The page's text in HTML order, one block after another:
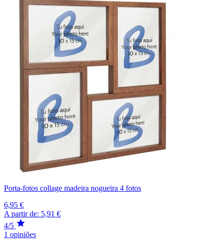
Porta-fotos collage madeira nogueira 4 fotos
6,95 €
A partir de: 5,91 €
4/5
1 opiniões